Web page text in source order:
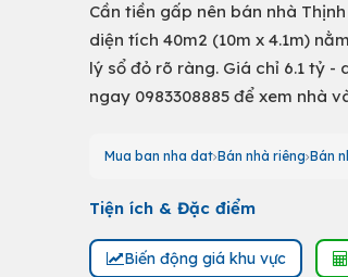
Cần tiền gấp nên bán nhà
diện tích 40m2 (10m x 4.1m)
lý sổ đỏ rõ ràng. Giá chỉ 6.1 tỷ
ngay 0983308885 để xem nhà
Mua ban nha dat Bán nhà riêng Bán
Tiện ích & Đặc điểm
Biến động giá khu vực